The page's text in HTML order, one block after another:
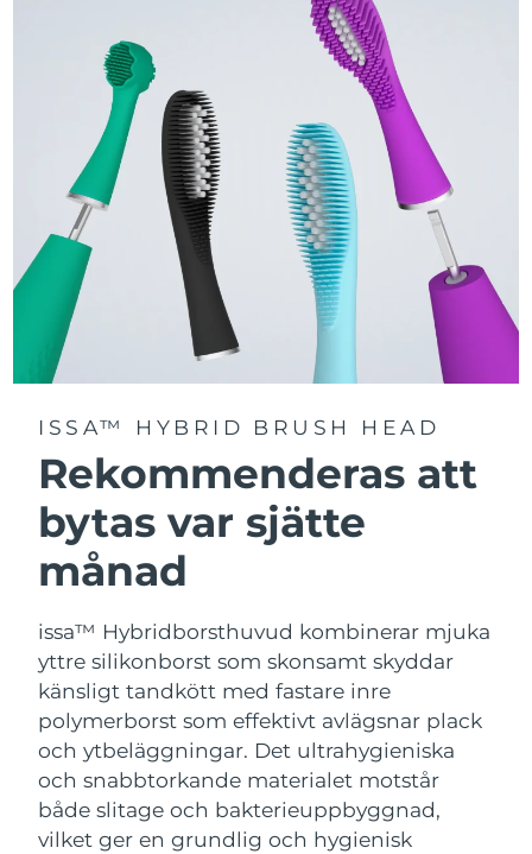
Sensitive – för en personligt anpassad rengöring.
Utrustad med avancerad Sonic Pulse-teknologi med
upp till 11 000 högfrekventa pulser per minut.
Få tillgång till personligt anpassade borstlägen via
FOREO For You-appen.
ISSA™ HYBRID BRUSH HEAD
Rekommenderas att
bytas var sjätte
månad
issa™ Hybridborsthuvud kombinerar mjuka
yttre silikonborst som skonsamt skyddar
känsligt tandkött med fastare inre
polymerborst som effektivt avlägsnar plack
och ytbeläggningar. Det ultrahygieniska
och snabbtorkande materialet motstår
både slitage och bakterieuppbyggnad,
vilket ger en grundlig och hygienisk